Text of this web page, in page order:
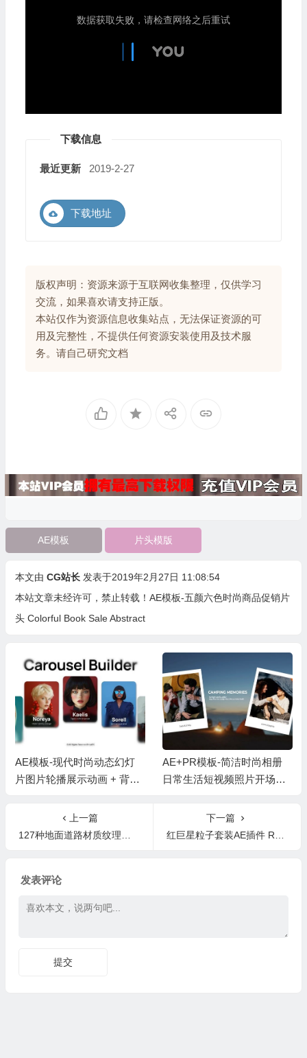
下载信息
最近更新 2019-2-27
下载地址
版权声明：资源来源于互联网收集整理，仅供学习
交流，如果喜欢请支持正版。
本站仅作为资源信息收集站点，无法保证资源的可
用及完整性，不提供任何资源安装使用及技术服
务。请自己研究文档
AE模板 片头模版
本文由 CG站长 发表于2019年2月27日 11:08:54
本站文章未经许可，禁止转载！ AE模板-五颜六色时尚商品促销片
头 Colorful Book Sale Abstract
AE模板-现代时尚动态幻灯
片图片轮播展示动画 + 背景
AE+PR模板-简洁时尚相册
日常生活短视频照片开场片
上一篇
127种地面道路材质纹理贴图合集Poliigon – Streets Collection
下一篇
红巨星粒子套装AE插件 Red Giant Trapcode Suite 15.1.0 Win/Mac
发表评论